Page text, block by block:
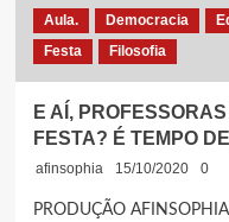
VOLTA
ÀS
AULAS
PELO
GOVERNADOR
E
Aula. Democracia
Festa
Filosofia
E AÍ,
FESTA? É TEMPO
afinsophia 15/10/2020 0
PRODUÇÃO